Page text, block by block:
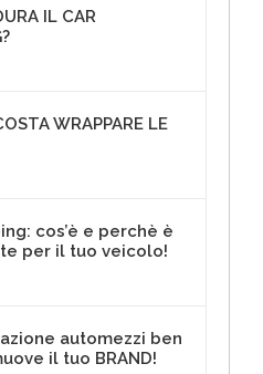
IL CAR
WRAPPARE LE
cos’è e perchè è
per il tuo veicolo!
automezzi ben
il tuo BRAND!